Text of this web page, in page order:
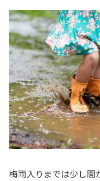
梅雨入りまでは少し間